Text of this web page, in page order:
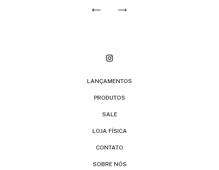
LANÇAMENTOS
PRODUTOS
SALE
LOJA FÍSICA
CONTATO
SOBRE NÓS